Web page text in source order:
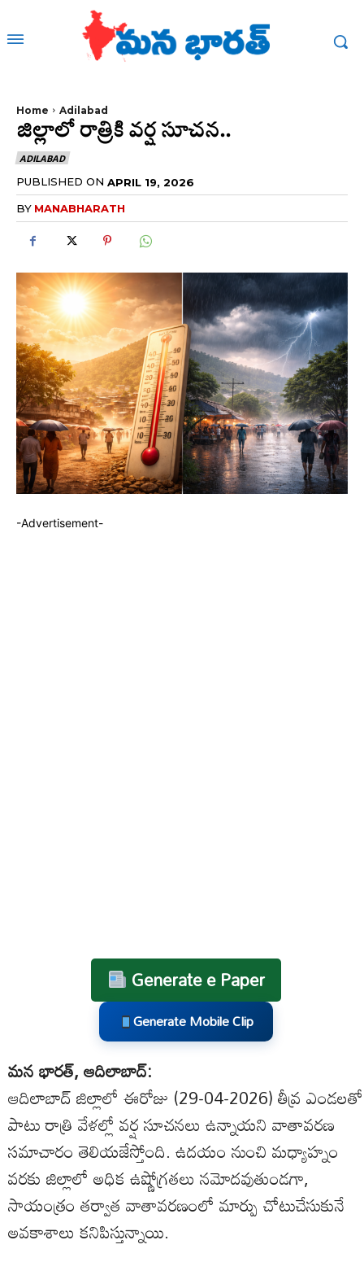
Home Adilabad
జిల్లాలో రాత్రికి వర్ష సూచన..
ADILABAD
PUBLISHED ON APRIL 19, 2026
BY MANABHARATH
-Advertisement-
Generate e Paper
Generate Mobile Clip
మన భారత్, ఆదిలాబాద్:
ఆదిలాబాద్ జిల్లాలో ఈరోజు (29-04-2026) తీవ్ర ఎండలతో
పాటు రాత్రి వేళల్లో వర్ష సూచనలు ఉన్నాయని వాతావరణ
సమాచారం తెలియజేస్తోంది. ఉదయం నుంచి మధ్యాహ్నం
వరకు జిల్లాలో అధిక ఉష్ణోగ్రతలు నమోదవుతుండగా,
సాయంత్రం తర్వాత వాతావరణంలో మార్పు చోటుచేసుకునే
అవకాశాలు కనిపిస్తున్నాయి.